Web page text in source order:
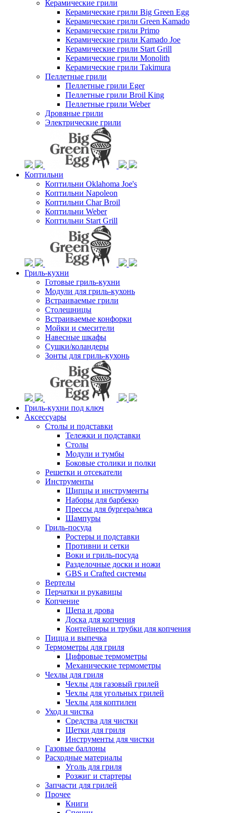
Керамические грили
Керамические грили Big Green Egg
Керамические грили Green Kamado
Керамические грили Primo
Керамические грили Kamado Joe
Керамические грили Start Grill
Керамические грили Monolith
Керамические грили Takimura
Пеллетные грили
Пеллетные грили Eger
Пеллетные грили Broil King
Пеллетные грили Weber
Дровяные грили
Электрические грили
Коптильни
Коптильни Oklahoma Joe's
Коптильни Napoleon
Коптильни Char Broil
Коптильни Weber
Коптильни Start Grill
Гриль-кухни
Готовые гриль-кухни
Модули для гриль-кухонь
Встраиваемые грили
Столешницы
Встраиваемые конфорки
Мойки и смесители
Навесные шкафы
Сушки/коландеры
Зонты для гриль-кухонь
Гриль-кухни под ключ
Аксессуары
Столы и подставки
Тележки и подставки
Столы
Модули и тумбы
Боковые столики и полки
Решетки и отсекатели
Инструменты
Щипцы и инструменты
Наборы для барбекю
Прессы для бургера/мяса
Шампуры
Гриль-посуда
Ростеры и подставки
Противни и сетки
Воки и гриль-посуда
Разделочные доски и ножи
GBS и Crafted системы
Вертелы
Перчатки и рукавицы
Копчение
Щепа и дрова
Доска для копчения
Контейнеры и трубки для копчения
Пицца и выпечка
Термометры для гриля
Цифровые термометры
Механические термометры
Чехлы для гриля
Чехлы для газовый грилей
Чехлы для угольных грилей
Чехлы для коптилен
Уход и чистка
Средства для чистки
Щетки для гриля
Инструменты для чистки
Газовые баллоны
Расходные материалы
Уголь для гриля
Розжиг и стартеры
Запчасти для грилей
Прочее
Книги